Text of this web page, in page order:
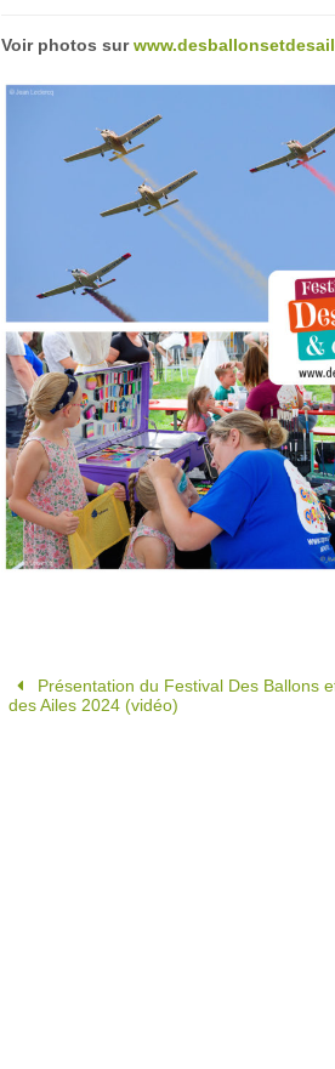
Voir photos sur
Présentation du Festival Des Ballons
des Ailes 2024 (vidéo)